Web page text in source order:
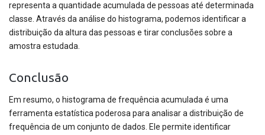
representa a quantidade acumulada de pessoas até determinada
classe. Através da análise do histograma, podemos identificar a
distribuição da altura das pessoas e tirar conclusões sobre a
amostra estudada.
Conclusão
Em resumo, o histograma de frequência acumulada é uma
ferramenta estatística poderosa para analisar a distribuição de
frequência de um conjunto de dados. Ele permite identificar